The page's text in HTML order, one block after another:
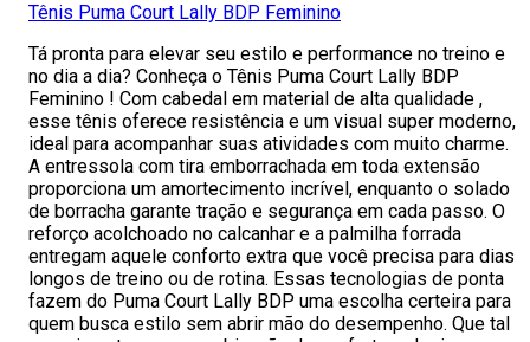
Tênis Puma Court Lally BDP Feminino
Tá pronta para elevar seu estilo e performance no treino e
no dia a dia? Conheça o Tênis Puma Court Lally BDP
Feminino ! Com cabedal em material de alta qualidade ,
esse tênis oferece resistência e um visual super moderno,
ideal para acompanhar suas atividades com muito charme.
A entressola com tira emborrachada em toda extensão
proporciona um amortecimento incrível, enquanto o solado
de borracha garante tração e segurança em cada passo. O
reforço acolchoado no calcanhar e a palmilha forrada
entregam aquele conforto extra que você precisa para dias
longos de treino ou de rotina. Essas tecnologias de ponta
fazem do Puma Court Lally BDP uma escolha certeira para
quem busca estilo sem abrir mão do desempenho. Que tal